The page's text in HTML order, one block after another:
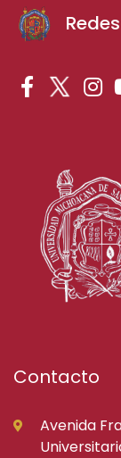
Contacto
Avenida